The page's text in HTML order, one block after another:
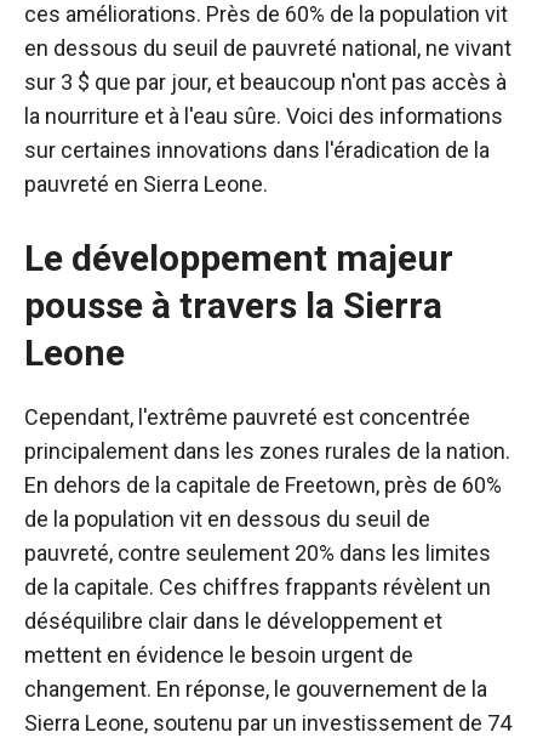
ces améliorations. Près de 60% de la population vit
en dessous du seuil de pauvreté national, ne vivant
sur 3 $ que par jour, et beaucoup n'ont pas accès à
la nourriture et à l'eau sûre. Voici des informations
sur certaines innovations dans l'éradication de la
pauvreté en Sierra Leone.
Le développement majeur
pousse à travers la Sierra
Leone
Cependant, l'extrême pauvreté est concentrée
principalement dans les zones rurales de la nation.
En dehors de la capitale de Freetown, près de 60%
de la population vit en dessous du seuil de
pauvreté, contre seulement 20% dans les limites
de la capitale. Ces chiffres frappants révèlent un
déséquilibre clair dans le développement et
mettent en évidence le besoin urgent de
changement. En réponse, le gouvernement de la
Sierra Leone, soutenu par un investissement de 74